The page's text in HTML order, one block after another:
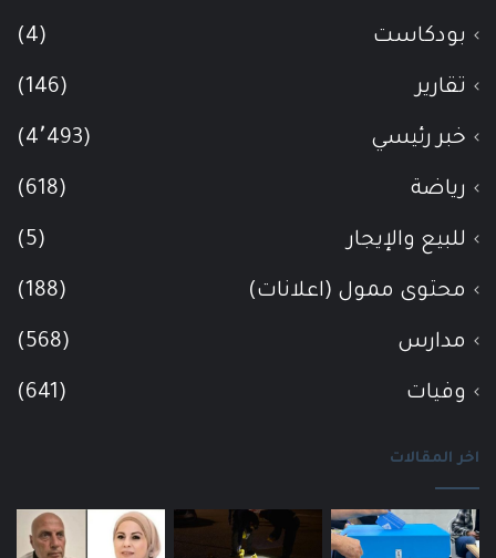
بودكاست (4)
تقارير (146)
خبر رئيسي (4٬493)
رياضة (618)
للبيع والإيجار (5)
محتوى ممول (اعلانات) (188)
مدارس (568)
وفيات (641)
اخر المقالات